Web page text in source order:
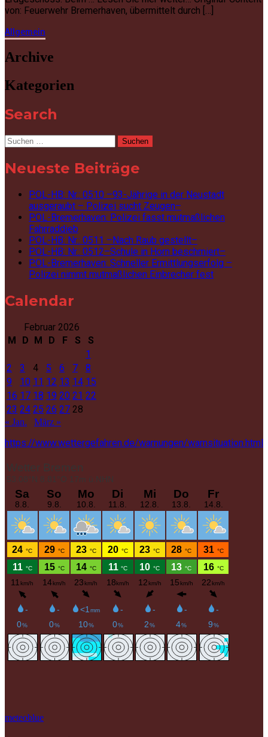
von: Feuerwehr Bremerhaven, übermittelt durch […]
Allgemein
Archive
Kategorien
Search
Suchen
Neueste Beiträge
POL-HB: Nr.: 0510 –93-Jährige in der Neustadt
ausgeraubt – Polizei sucht Zeugen–
POL-Bremerhaven: Polizei fasst mutmaßlichen
Fahrraddieb
POL-HB: Nr.: 0511 –Nach Raub gestellt–
POL-HB: Nr.: 0512–Schule in Horn beschmiert–
POL-Bremerhaven: Schneller Ermittlungserfolg –
Polizei nimmt mutmaßlichen Einbrecher fest
Calendar
Februar 2026
M
D M D F S
S
1
2
3 4 5 6 7
8
9
10 11 12 13 14 15
16 17 18 19 20 21 22
23 24 25 26 27 28
« Jan. März »
https://www.wettergefahren.de/warnungen/warnsituation.html
meteoblue